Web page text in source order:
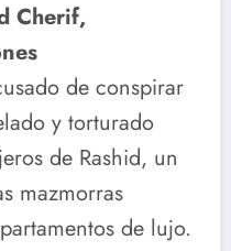
Cherif,
de conspirar
y torturado
de Rashid, un
mazmorras
de lujo.